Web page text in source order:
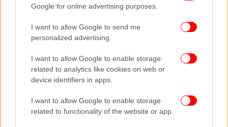
Google for online advertising purposes.
I want to allow Google to send me
personalized advertising.
I want to allow Google to enable storage
related to analytics like cookies on web or
device identifiers in apps.
I want to allow Google to enable storage
related to functionality of the website or app.
Σύμφωνα με την ισχύουσα νομοθεσία, ένας οδηγός
θεωρείται ότι βρίσκεται υπό την επήρεια αλκοόλ
όταν η συγκέντρωση οινοπνεύματος υπερβαίνει τα
0,50 γραμμάρια ανά λίτρο αίματος ή τα 0,25
χιλιοστά του γραμμαρίου ανά λίτρο εκπνεόμενου
αέρα.